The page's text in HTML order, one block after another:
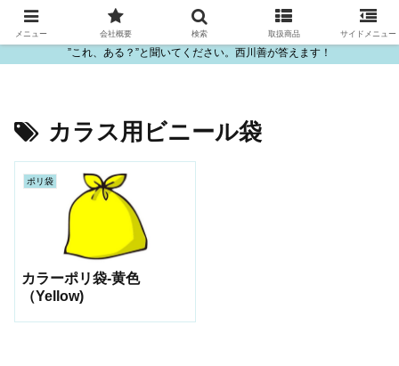
ビニール・プラスチック製品の卸販売は西川善
”これ、ある？”と聞いてください。西川善が答えます！
カラス用ビニール袋
ポリ袋
カラーポリ袋-黄色
（Yellow)
メニュー 会社概要 検索 取扱商品 サイドメニュー